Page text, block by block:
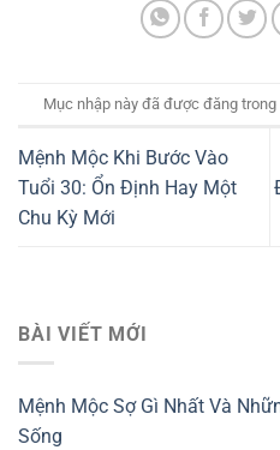
Mục nhập này đã được đăng trong
Mệnh Mộc Khi Bước Vào
Tuổi 30: Ổn Định Hay Một
Chu Kỳ Mới
BÀI VIẾT MỚI
Mệnh Mộc Sợ Gì Nhất Và
Sống